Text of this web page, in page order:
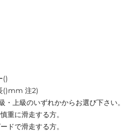
()
()mm 注2)
・上級のいずれかからお選び下さい。
重に滑走する方。
ドで滑走する方。